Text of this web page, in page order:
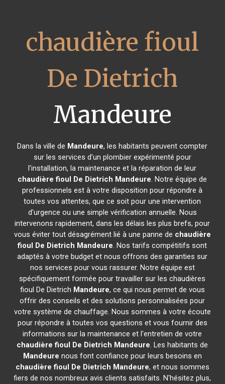
chaudière fioul
De Dietrich
Mandeure
Dans la ville de Mandeure, les habitants peuvent compter
sur les services d'un plombier expérimenté pour
l'installation, la maintenance et la réparation de leur
chaudière fioul De Dietrich Mandeure. Notre équipe de
professionnels est à votre disposition pour répondre à
toutes vos attentes, que ce soit pour une intervention
d'urgence ou une simple vérification annuelle. Nous
intervenons rapidement, dans les délais les plus brefs, pour
vous éviter tout désagrément lié à une panne de chaudière
fioul De Dietrich Mandeure. Nos tarifs compétitifs sont
adaptés à votre budget et nous offrons des garanties sur
nos services pour vous rassurer. Notre équipe est
spécifiquement formée pour travailler sur les chaudières
fioul De Dietrich Mandeure, ce qui nous permet de vous
offrir des conseils et des solutions personnalisées pour
votre système de chauffage. Nous sommes à votre écoute
pour répondre à toutes vos questions et vous fournir des
informations sur la maintenance et l'entretien de votre
chaudière fioul De Dietrich Mandeure. Les habitants de
Mandeure nous font confiance pour leurs besoins en
chaudière fioul De Dietrich Mandeure, et nous sommes
fiers de nos nombreux avis clients satisfaits. N'hésitez plus,